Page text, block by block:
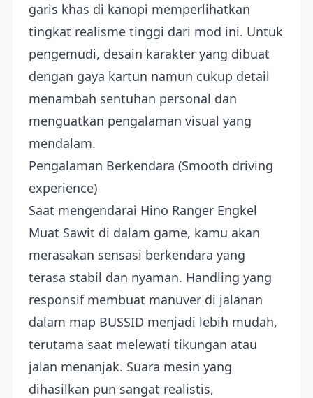
garis khas di kanopi memperlihatkan
tingkat realisme tinggi dari mod ini. Untuk
pengemudi, desain karakter yang dibuat
dengan gaya kartun namun cukup detail
menambah sentuhan personal dan
menguatkan pengalaman visual yang
mendalam.
Pengalaman Berkendara (Smooth driving
experience)
Saat mengendarai Hino Ranger Engkel
Muat Sawit di dalam game, kamu akan
merasakan sensasi berkendara yang
terasa stabil dan nyaman. Handling yang
responsif membuat manuver di jalanan
dalam map BUSSID menjadi lebih mudah,
terutama saat melewati tikungan atau
jalan menanjak. Suara mesin yang
dihasilkan pun sangat realistis,